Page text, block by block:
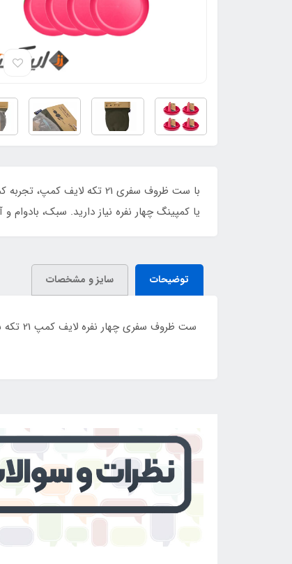
با ست ظروف سفری 21 تکه
یا کمپینگ چهار نفره نیاز دارید. سبک،
توضیحات سایز و مشخصات
ست ظروف سفری چهار نفره لایف کمپ 21 تکه سرخابی